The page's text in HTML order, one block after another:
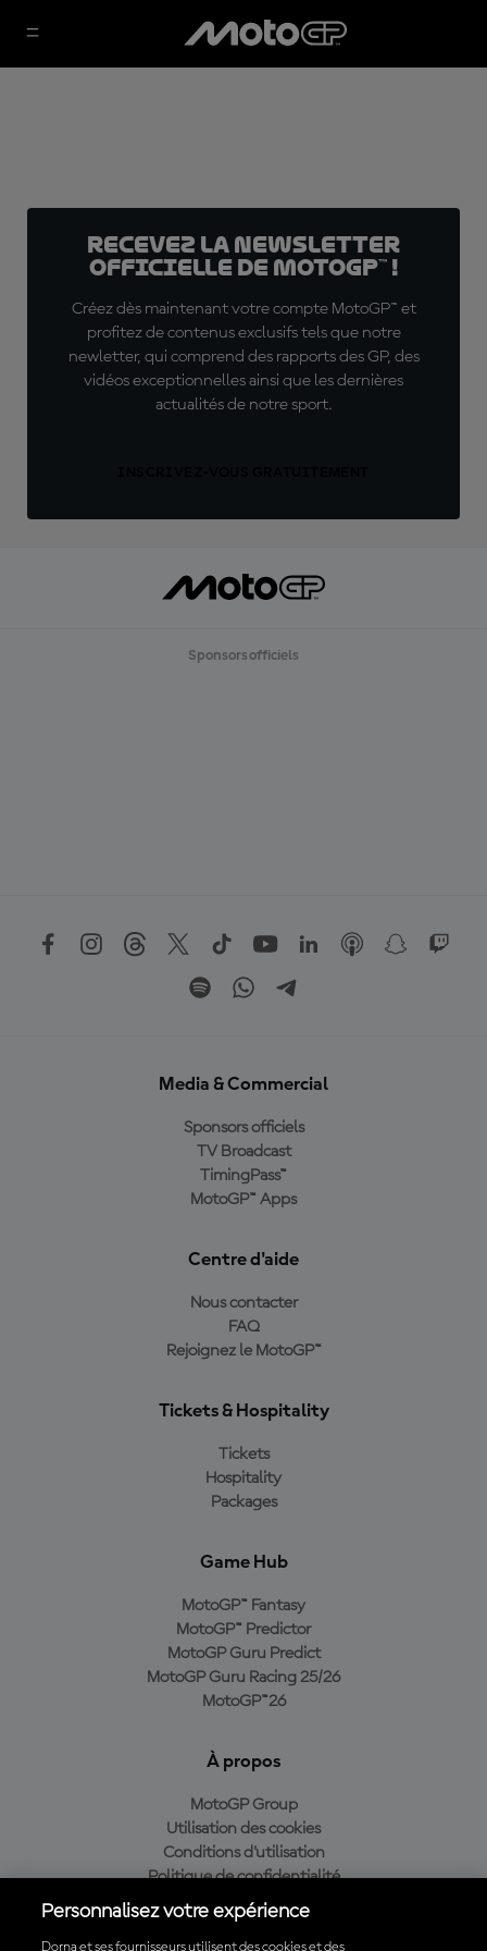
Recevez la Newsletter
officielle de MotoGP™ !
Créez dès maintenant votre compte MotoGP™ et
profitez de contenus exclusifs tels que notre
newletter, qui comprend des rapports des GP, des
vidéos exceptionnelles ainsi que les dernières
actualités de notre sport.
Sponsors officiels
Media & Commercial
Sponsors officiels
TV Broadcast
TimingPass™
MotoGP™ Apps
Centre d'aide
Nous contacter
FAQ
Rejoignez le MotoGP™
Tickets & Hospitality
Tickets
Hospitality
Packages
Game Hub
MotoGP™ Fantasy
MotoGP™ Predictor
MotoGP Guru Predict
MotoGP Guru Racing 25/26
MotoGP™26
À propos
MotoGP Group
Utilisation des cookies
Conditions d'utilisation
Politique de confidentialité
Politique d’achat
Personnalisez votre expérience
Dorna et ses fournisseurs utilisent des cookies et des